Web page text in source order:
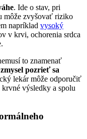
. Ide o stav, pri
môže zvyšovať riziko
napríklad vysoký
v krvi, ochorenia srdca
to znamenať
pozrieť sa
lekár môže odporučiť
výsledky a spolu